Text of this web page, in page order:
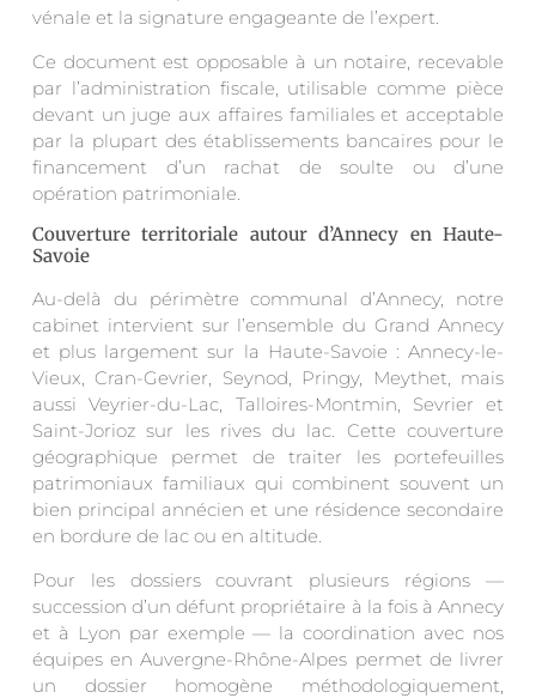
vénale et la signature engageante de l’expert.
Ce document est opposable à un notaire, recevable
par l’administration fiscale, utilisable comme pièce
devant un juge aux affaires familiales et acceptable
par la plupart des établissements bancaires pour le
financement d’un rachat de soulte ou d’une
opération patrimoniale.
Couverture territoriale autour d’Annecy en Haute-
Savoie
Au-delà du périmètre communal d’Annecy, notre
cabinet intervient sur l’ensemble du Grand Annecy
et plus largement sur la Haute-Savoie : Annecy-le-
Vieux, Cran-Gevrier, Seynod, Pringy, Meythet, mais
aussi Veyrier-du-Lac, Talloires-Montmin, Sevrier et
Saint-Jorioz sur les rives du lac. Cette couverture
géographique permet de traiter les portefeuilles
patrimoniaux familiaux qui combinent souvent un
bien principal annécien et une résidence secondaire
en bordure de lac ou en altitude.
Pour les dossiers couvrant plusieurs régions —
succession d’un défunt propriétaire à la fois à Annecy
et à Lyon par exemple — la coordination avec nos
équipes en Auvergne-Rhône-Alpes permet de livrer
un dossier homogène méthodologiquement,